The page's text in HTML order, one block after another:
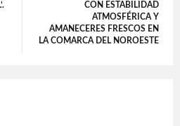
CON ESTABILIDAD
ATMOSFÉRICA Y
AMANECERES FRESCOS EN
LA COMARCA DEL NOROESTE